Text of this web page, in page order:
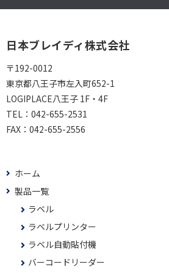
日本ブレイディ株式会社
〒192-0012
東京都八王子市左入町652-1
LOGIPLACE八王子 1F・4F
TEL： 042-655-2531
FAX： 042-655-2556
ホーム
製品一覧
ラベル
ラベルプリンター
ラベル自動貼付機
バーコードリーダー